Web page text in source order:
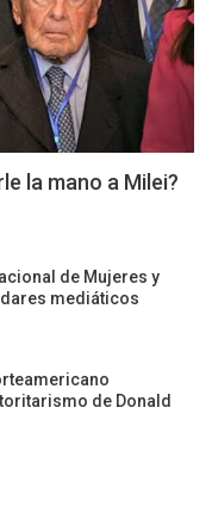
la mano a Milei?
de Mujeres y
mediáticos
de Donald